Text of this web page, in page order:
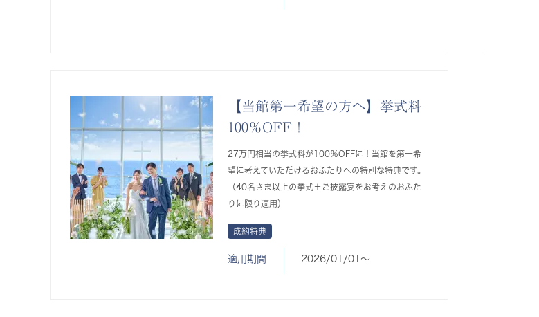
【当館第一希望の方へ】挙式料
100％OFF！
27万円相当の挙式料が100％OFFに！当館を第一希
望に考えていただけるおふたりへの特別な特典です。
（40名さま以上の挙式＋ご披露宴をお考えのおふた
りに限り適用）
成約特典
適用期間 2026/01/01〜